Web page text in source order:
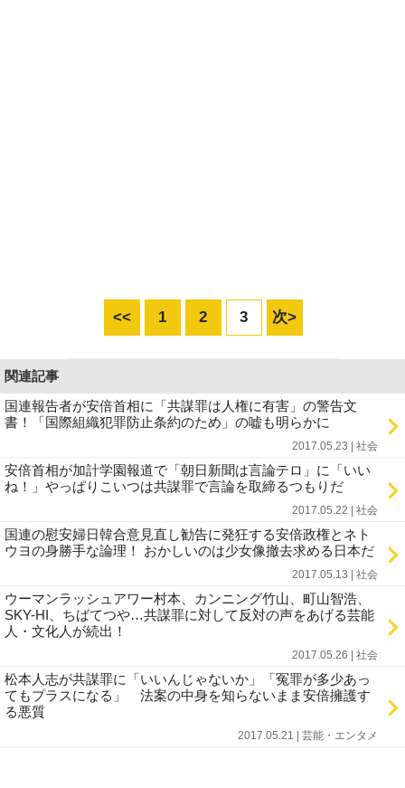
<< 1 2 3 次>
関連記事
国連報告者が安倍首相に「共謀罪は人権に有害」の警告文
書！「国際組織犯罪防止条約のため」の嘘も明らかに
2017.05.23 | 社会
安倍首相が加計学園報道で「朝日新聞は言論テロ」に「いい
ね！」やっぱりこいつは共謀罪で言論を取締るつもりだ
2017.05.22 | 社会
国連の慰安婦日韓合意見直し勧告に発狂する安倍政権とネト
ウヨの身勝手な論理！ おかしいのは少女像撤去求める日本だ
2017.05.13 | 社会
ウーマンラッシュアワー村本、カンニング竹山、町山智浩、
SKY-HI、ちばてつや…共謀罪に対して反対の声をあげる芸能
人・文化人が続出！
2017.05.26 | 社会
松本人志が共謀罪に「いいんじゃないか」「冤罪が多少あっ
てもプラスになる」 法案の中身を知らないまま安倍擁護す
る悪質
2017.05.21 | 芸能・エンタメ